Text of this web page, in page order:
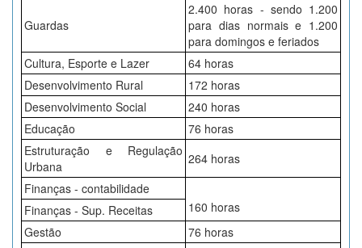
Guardas
2.400 horas - sendo 1.200
para dias normais e 1.200
para domingos e feriados
Cultura, Esporte e Lazer
64 horas
Desenvolvimento Rural
172 horas
Desenvolvimento Social
240 horas
Educação
76 horas
Estruturação e Regulação
Urbana
264 horas
Finanças - contabilidade
160 horas
Finanças - Sup. Receitas
Gestão
76 horas